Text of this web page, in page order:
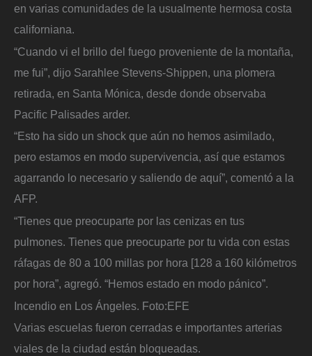
en varias comunidades de la usualmente hermosa costa
californiana.
“Cuando vi el brillo del fuego proveniente de la montaña,
me fui”, dijo Sarahlee Stevens-Shippen, una plomera
retirada, en Santa Mónica, desde donde observaba
Pacific Palisades arder.
“Esto ha sido un shock que aún no hemos asimilado,
pero estamos en modo supervivencia, así que estamos
agarrando lo necesario y saliendo de aquí”, comentó a la
AFP.
“Tienes que preocuparte por las cenizas en tus
pulmones. Tienes que preocuparte por tu vida con estas
ráfagas de 80 a 100 millas por hora [128 a 160 kilómetros
por hora”, agregó. “Hemos estado en modo pánico”.
Incendio en Los Ángeles. Foto:EFE
Varias escuelas fueron cerradas e importantes arterias
viales de la ciudad están bloqueadas.